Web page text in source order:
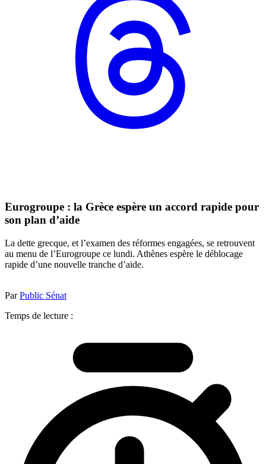
Eurogroupe : la Grèce espère un accord rapide pour
son plan d’aide
La dette grecque, et l’examen des réformes engagées, se retrouvent
au menu de l’Eurogroupe ce lundi. Athènes espère le déblocage
rapide d’une nouvelle tranche d’aide.
ParPublic Sénat
Temps de lecture :